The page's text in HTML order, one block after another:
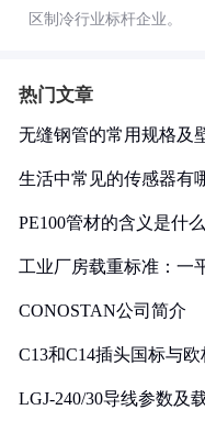
区制冷行业标杆企业。
热门文章
无缝钢管的常用规格及
生活中常见的传感器有
PE100管材的含义是什么
工业厂房载重标准：一
CONOSTAN公司简介
C13和C14插头国标与
LGJ-240/30导线参数及